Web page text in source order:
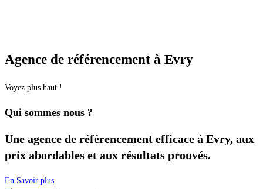
Agence de référencement à Evry
Voyez plus haut !
Qui sommes nous ?
Une agence de référencement efficace à Evry, aux
prix abordables et aux résultats prouvés.
En Savoir plus